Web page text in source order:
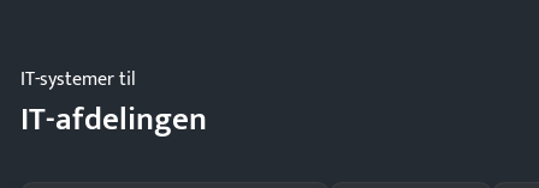
IT-systemer til
IT-afdelingen